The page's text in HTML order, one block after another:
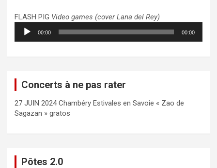
FLASH PIG Video games (cover Lana del Rey)
Lecteur
audio
00:00 00:00
Concerts à ne pas rater
27 JUIN 2024 Chambéry Estivales en Savoie « Zao de
Sagazan » gratos
Pôtes 2.0